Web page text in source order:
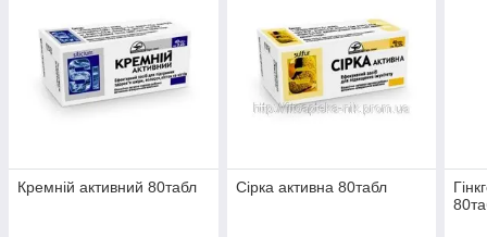
Кремній активний 80табл Сірка активна 80табл